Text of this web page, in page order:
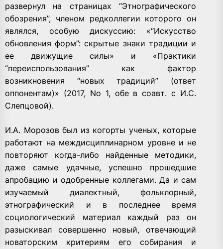
развернул на страницах “Этнографического
обозрения”, членом редколлегии которого он
являлся, особую дискуссию: «“Искусство
обновления форм”: скрытые знаки традиции и
ее движущие силы» и «Практики
“переиспользования” как фактор
возникновения “новых традиций” (ответ
оппонентам)» (2017, No 1, обе в соавт. с И.С.
Слепцовой).
И.А. Морозов был из когорты ученых, которые
работают на междисциплинарном уровне и не
повторяют когда-либо найденные методики,
даже самые удачные, успешно прошедшие
апробацию и одобренные коллегами. Да и сам
изучаемый диалектный, фольклорный,
этнографический и в последнее время
социологический материал каждый раз он
разыскивал совершенно новый, отвечающий
новаторским критериям его собирания и